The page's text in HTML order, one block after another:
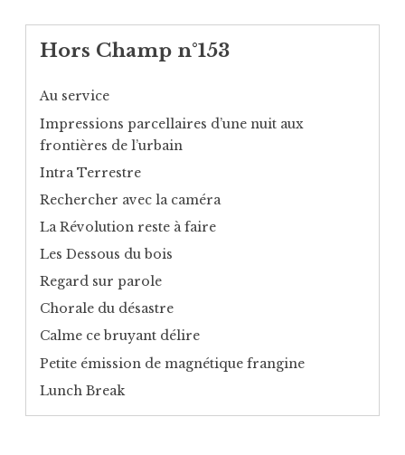
Hors Champ n°153
Au service
Impressions parcellaires d’une nuit aux
frontières de l’urbain
Intra Terrestre
Rechercher avec la caméra
La Révolution reste à faire
Les Dessous du bois
Regard sur parole
Chorale du désastre
Calme ce bruyant délire
Petite émission de magnétique frangine
Lunch Break